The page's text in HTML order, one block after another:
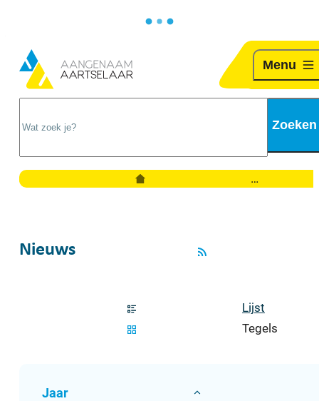
Naar inhoud Ga naar verfijn of wijzig resultaten.
Aartselaar
Zoeken
Menu
Startpagina
Nieuws
RSS
Lijst
Tegels
Filter op
Jaar